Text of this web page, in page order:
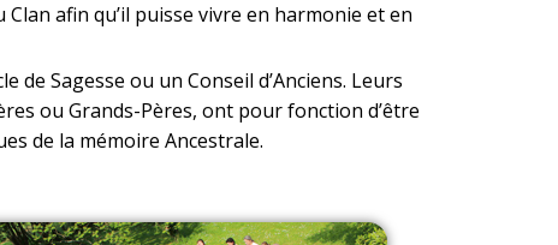
afin qu’il puisse vivre en harmonie et en
Sagesse ou un Conseil d’Anciens. Leurs
ou Grands-Pères, ont pour fonction d’être
de la mémoire Ancestrale.